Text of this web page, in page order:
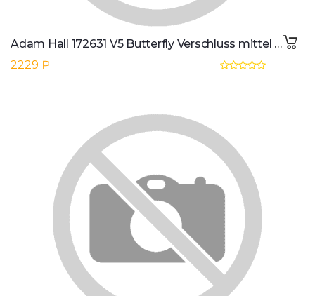
Adam Hall 172631 V5 Butterfly Verschluss mittel gekropft 12 mm tief
2229 ₽